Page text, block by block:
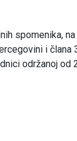
spomenika,
i
održanoj od